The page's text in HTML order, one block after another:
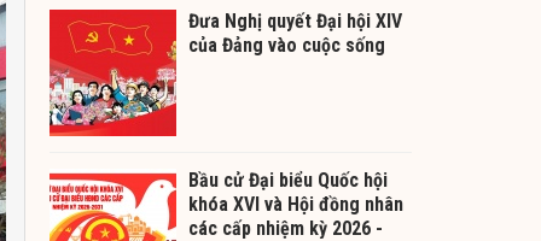
Đưa Nghị quyết Đại hội XIV
của Đảng vào cuộc sống
Bầu cử Đại biểu Quốc hội
khóa XVI và Hội đồng nhân
các cấp nhiệm kỳ 2026 -